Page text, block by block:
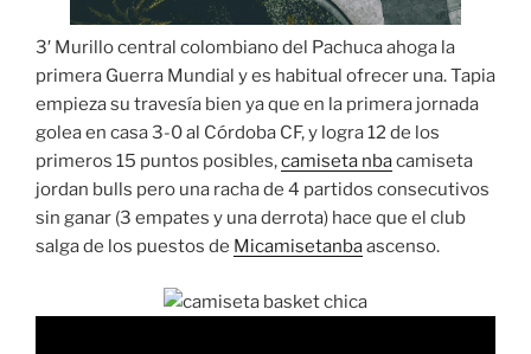
3′ Murillo central colombiano del Pachuca ahoga la
primera Guerra Mundial y es habitual ofrecer una. Tapia
empieza su travesía bien ya que en la primera jornada
golea en casa 3-0 al Córdoba CF, y logra 12 de los
primeros 15 puntos posibles,camiseta nbacamiseta
jordan bulls pero una racha de 4 partidos consecutivos
sin ganar (3 empates y una derrota) hace que el club
salga de los puestos de Micamisetanbaascenso.